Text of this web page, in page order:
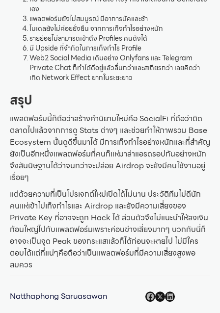
เอง
แพลตฟอร์มยังไม่สมบูรณ์ มีอาการบัคและช้า
โมเดลยังไม่ค่อยยั่งยืน จากการเก็งกำไรอย่างหนัก
รายย่อยไม่สามารถเข้าถึง Profiles คนดังได้
มี Upside ที่จำกัดในการเก็งกำไร Profile
Web2 Social Media เดิมอย่าง Onlyfans และ Telegram
Private Chat ก็ทำได้ดีอยู่แล้วลื่นกว่าและสเถียรกว่า เลยคิดว่า
เกิด Network Effect ยากในระยะยาว
สรุป
แพลตฟอร์มนี้ก็ถือว่าสร้างคำนิยามใหม่คือ SocialFi ที่ถือว่าติด
ตลาดไปแล้วจากการดู Stats ต่างๆ และช่วยทำให้ภาพรวม Base
Ecosystem นั้นดูดีขึ้นมาได้ มีการเก็งกำไรอย่างหนักและที่สำคัญ
ยังเป็นอีกหนึ่งแพลตฟอร์มที่คนก็แห่มาล่าแอรดรอปกันอย่างหนัก
จึงสันนิษฐานได้ว่าจนกว่าจะปล่อย Airdrop จะยังมีคนใช้งานอยู่
เรื่อยๆ
แต่ด้วยความที่เป็นโปรเจกต์ใหม่เปิดได้ไม่นาน ประวัติทีมไม่ดีนัก
คนแห่เข้าไปเก็งกำไรและ Airdrop และยังมีความเสี่ยงของ
Private Key ที่อาจจะถูก Hack ได้ ส่วนตัวจึงไม่แนะนำให้ลงเงิน
ก้อนใหญ่ไปกับแพลตฟอร์มเพราะค่อนข่างเสี่ยงมากๆ บวกกับนี่ก็
อาจจะเป็นจุด Peak ของกระแสแล้วก็ได้ก่อนจะหายไป ไม่มีใคร
ตอบได้แต่ที่แน่ๆคือถือว่าเป็นแพลตฟอร์มที่มีความเสี่ยงสูงพอ
สมควร
Natthaphong Saruasawan